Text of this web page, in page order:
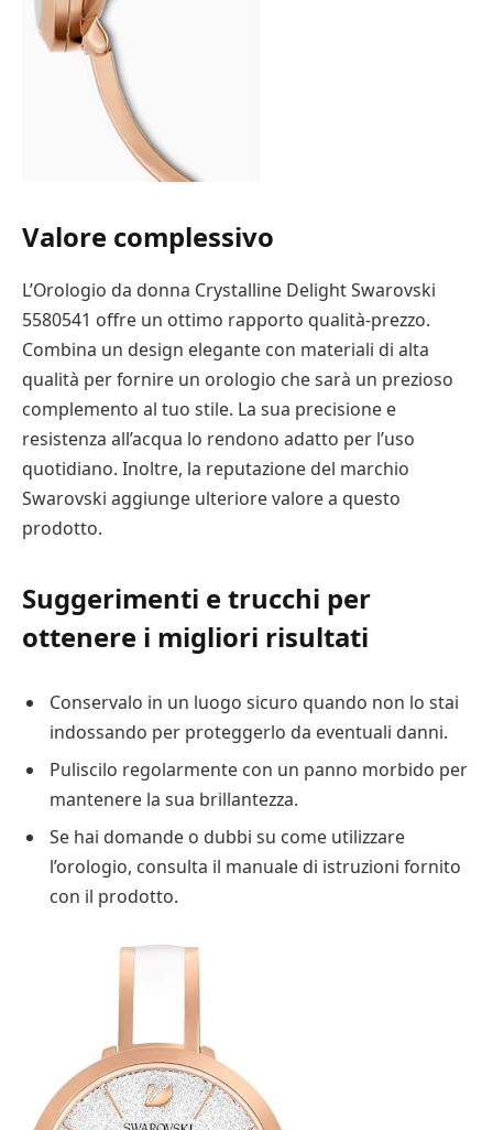
Valore complessivo
L’Orologio da donna Crystalline Delight Swarovski
5580541 offre un ottimo rapporto qualità-prezzo.
Combina un design elegante con materiali di alta
qualità per fornire un orologio che sarà un prezioso
complemento al tuo stile. La sua precisione e
resistenza all’acqua lo rendono adatto per l’uso
quotidiano. Inoltre, la reputazione del marchio
Swarovski aggiunge ulteriore valore a questo
prodotto.
Suggerimenti e trucchi per
ottenere i migliori risultati
Conservalo in un luogo sicuro quando non lo stai
indossando per proteggerlo da eventuali danni.
Puliscilo regolarmente con un panno morbido per
mantenere la sua brillantezza.
Se hai domande o dubbi su come utilizzare
l’orologio, consulta il manuale di istruzioni fornito
con il prodotto.